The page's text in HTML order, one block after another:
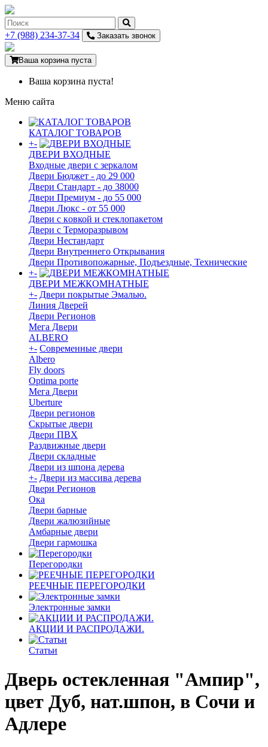
+7 (988) 234-37-34 Заказать звонок
Ваша корзина пуста
Ваша корзина пуста!
Меню сайта
КАТАЛОГ ТОВАРОВ
+-
ДВЕРИ ВХОДНЫЕ
Входные двери с зеркалом
Двери Бюджeт - до 29 000
Двери Стaндaрт - до 38000
Двери Прeмиум - до 55 000
Двери Люкс - от 55 000
Двери с кoвкой и стеклопакетом
Двери с Терморазрывом
Двери Нecтaндaрт
Двери Внутреннего Открывания
Двери Противопожарные, Подъездные, Технические
+-
ДВЕРИ МЕЖКОМНАТНЫЕ
+- Двери покрытые Эмалью.
Линия Дверей
Двери Регионов
Мега Двери
ALBERO
+- Современные двери
Albero
Fly doors
Optima porte
Мега Двери
Uberture
Двери регионов
Скрытые двери
Двери ПВХ
Раздвижные двери
Двери складные
Двери из шпона дерева
+- Двери из массива дерева
Двери Регионов
Ока
Двери барные
Двери жалюзийные
Амбарные двери
Двери гармошка
Перегородки
РЕЕЧНЫЕ ПЕРЕГОРОДКИ
Электронные замки
АКЦИИ И РАСПРОДАЖИ.
Статьи
Дверь остекленная "Ампир",
цвет Дуб, нат.шпон, в Сочи и
Адлере